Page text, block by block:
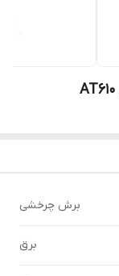
برش چرخشی
برق